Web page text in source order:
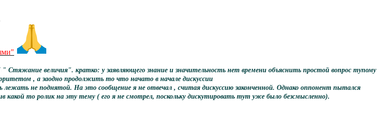
величия". кратко: у заявляющего знание и значительность нет времени объяснить простой вопрос тупому
, а заодно продолжить то что начато в начале дискуссии
лежать не поднятой. На это сообщение я не отвечал , считая дискуссию законченной. Однако оппонент пытался
то ролик на эту тему ( его я не смотрел, поскольку дискутировать тут уже было безсмысленно).